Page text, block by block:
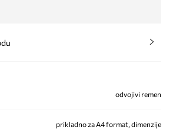
odvojivi remen
prikladno za A4 format, dimenzije